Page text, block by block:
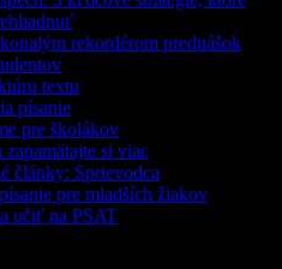
rekordérom prednášok
textu
písanie
pre školákov
zapamätajte si viac
články: Sprievodca
pre mladších žiakov
učiť na PSAT